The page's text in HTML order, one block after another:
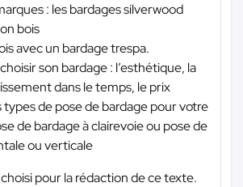
: les bardages silverwood
bois
avec un bardage trespa.
son bardage : l’esthétique, la
dans le temps, le prix
de pose de bardage pour votre
de bardage à clairevoie ou pose de
ou verticale
pour la rédaction de ce texte.